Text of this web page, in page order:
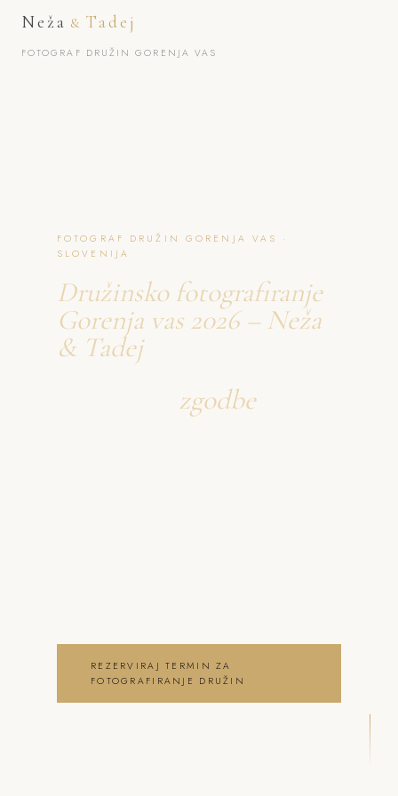
Neža & Tadej
FOTOGRAF DRUŽIN GORENJA VAS
FOTOGRAF DRUŽIN GORENJA VAS ·
SLOVENIJA
Družinsko fotografiranje
Gorenja vas 2026 – Neža
& Tadej
zgodbe
o fotografiranje družin
REZERVIRAJ TERMIN ZA
FOTOGRAFIRANJE DRUŽIN